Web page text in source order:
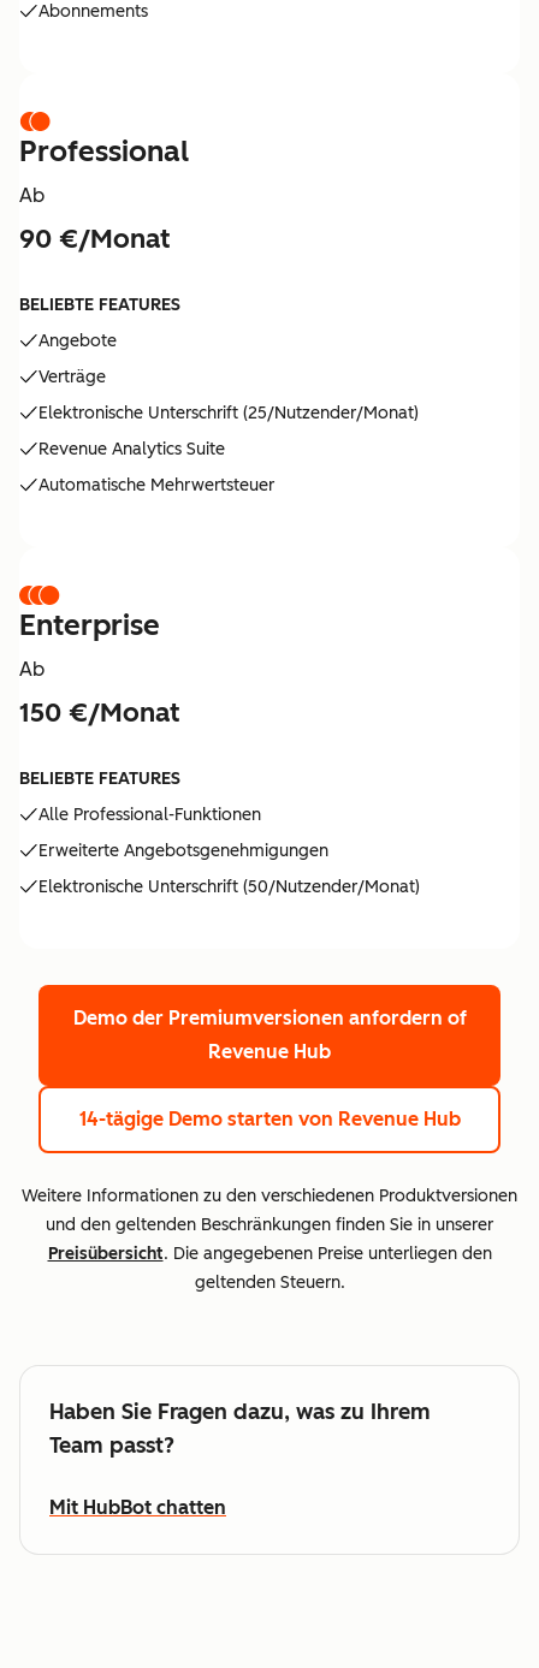
Abonnements
Professional
Ab
90 €/Monat
BELIEBTE FEATURES
Angebote
Verträge
Elektronische Unterschrift (25/Nutzender/Monat)
Revenue Analytics Suite
Automatische Mehrwertsteuer
Enterprise
Ab
150 €/Monat
BELIEBTE FEATURES
Alle Professional-Funktionen
Erweiterte Angebotsgenehmigungen
Elektronische Unterschrift (50/Nutzender/Monat)
Demo der Premiumversionen anfordern of
Revenue Hub
14-tägige Demo starten von Revenue Hub
Weitere Informationen zu den verschiedenen Produktversionen
und den geltenden Beschränkungen finden Sie in unserer
Preisübersicht. Die angegebenen Preise unterliegen den
geltenden Steuern.
Haben Sie Fragen dazu, was zu Ihrem
Team passt?
Mit HubBot chatten